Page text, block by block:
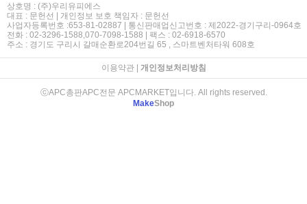
상호명 : (주)우리유피에스
대표 : 문헌선 | 개인정보 보호 책임자 : 문헌선
사업자등록번호 :653-81-02887 | 통신판매업신고번호 : 제2022-경기구리-0964호
전화 : 02-3296-1588,070-7098-1588 | 팩스 : 02-6918-6570
주소 : 경기도 구리시 갈매순환로204번길 65 , 스마트벤처타워 608호
이용약관| 개인정보처리방침
ⓒAPC총판APC전문 APCMARKET입니다. All rights reserved.
MakeShop